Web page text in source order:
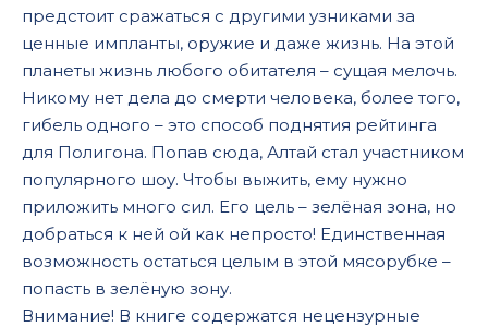
предстоит сражаться с другими узниками за
ценные импланты, оружие и даже жизнь. На этой
планеты жизнь любого обитателя – сущая мелочь.
Никому нет дела до смерти человека, более того,
гибель одного – это способ поднятия рейтинга
для Полигона. Попав сюда, Алтай стал участником
популярного шоу. Чтобы выжить, ему нужно
приложить много сил. Его цель – зелёная зона, но
добраться к ней ой как непросто! Единственная
возможность остаться целым в этой мясорубке –
попасть в зелёную зону.
Внимание! В книге содержатся нецензурные